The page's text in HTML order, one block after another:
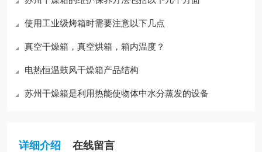
使用工业级烤箱时需要注意以下几点
真空干燥箱，真空烘箱，箱内温度？
电热恒温鼓风干燥箱产品结构
苏州干燥箱是利用热能使物体中水分蒸发的设备
详细介绍 在线留言